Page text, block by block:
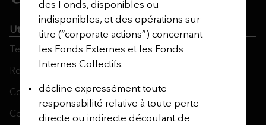
des Fonds, disponibles ou
indisponibles, et des opérations sur
titre (“corporate actions”) concernant
les Fonds Externes et les Fonds
Internes Collectifs.
décline expressément toute
responsabilité relative à toute perte
directe ou indirecte découlant de
Utmost Group
Terms and Conditions
Regulatory Information
Contact Us
Cookie Policy